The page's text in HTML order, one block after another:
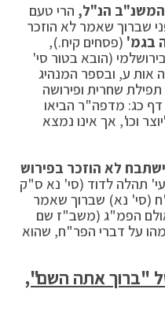
הנ"ל, הרי טעם
שברוך שאמר לא הוזכר
בגמ' (פסחים קיח.),
(הובא בטור סי'
אות ע, ובספר המנהיג
שחרית ופירושה
דף כג: מדפה"ר הביאו
וכו', אך אינו נמצא
לא הוזכר בפירוש
תהלה לדוד (סי' נא ס"ק
(סי' נא) שברוך שאמר
הפמ"ג (משב"ז שם
על דברי הפר"ח, שהוא
"ברוך אתה השם",